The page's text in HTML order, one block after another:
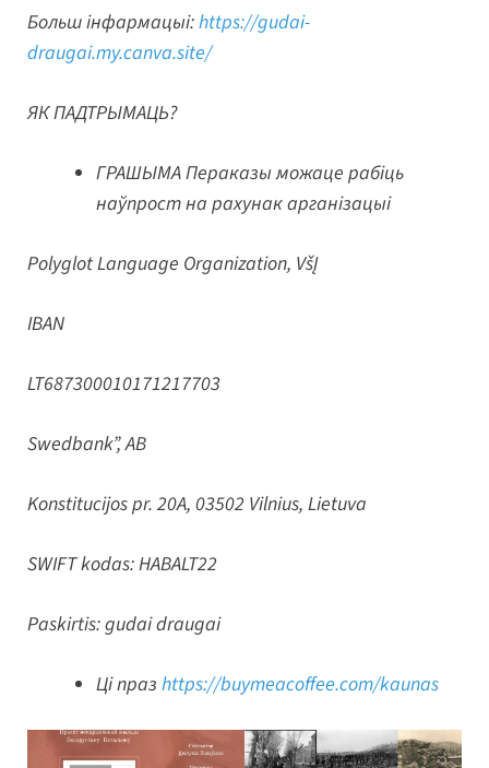
Больш інфармацыі:https://gudai-
draugai.my.canva.site/
ЯК ПАДТРЫМАЦЬ?
ГРАШЫМА Пераказы можаце рабіць
наўпрост на рахунак арганізацыі
Polyglot Language Organization, VšĮ
IBAN
LT687300010171217703
Swedbank”, AB
Konstitucijos pr. 20A, 03502 Vilnius, Lietuva
SWIFT kodas: HABALT22
Paskirtis: gudai draugai
Ці праз https://buymeacoffee.com/kaunas